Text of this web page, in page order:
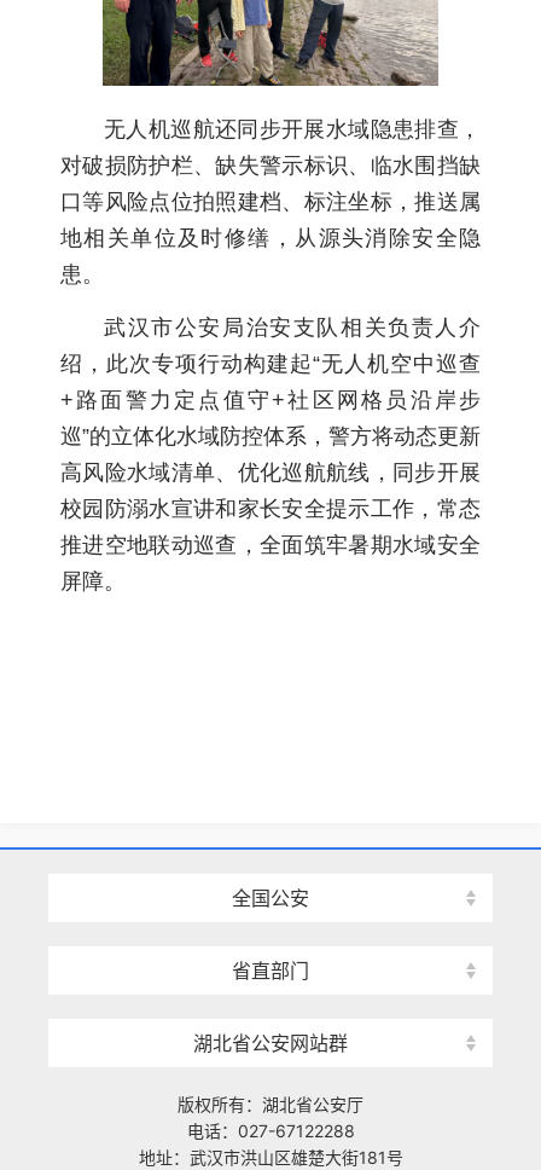
无人机巡航还同步开展水域隐患排查，
对破损防护栏、缺失警示标识、临水围挡缺
口等风险点位拍照建档、标注坐标，推送属
地相关单位及时修缮，从源头消除安全隐
患。
武汉市公安局治安支队相关负责人介
绍，此次专项行动构建起“无人机空中巡查
+路面警力定点值守+社区网格员沿岸步
巡”的立体化水域防控体系，警方将动态更新
高风险水域清单、优化巡航航线，同步开展
校园防溺水宣讲和家长安全提示工作，常态
推进空地联动巡查，全面筑牢暑期水域安全
屏障。
全国公安
省直部门
湖北省公安网站群
版权所有：湖北省公安厅
电话：027-67122288
地址：武汉市洪山区雄楚大街181号